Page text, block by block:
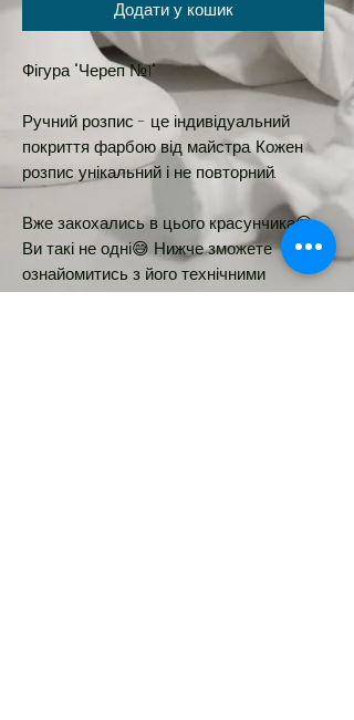
Додати у кошик
Фігура "Череп №1"
Ручний розпис - це індивідуальний
покриття фарбою від майстра. Кожен
розпис унікальний і не повторний.
Вже закохались в цього красунчика😍
Ви такі не одні😅 Нижче зможете
ознайомитись з його технічними
даними: